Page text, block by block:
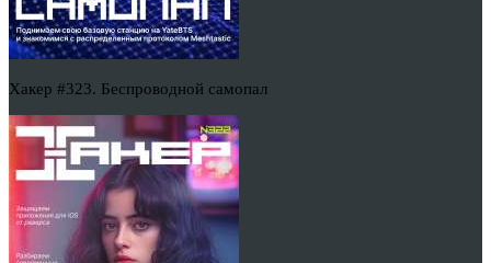
Хакер #323. Беспроводной самопал